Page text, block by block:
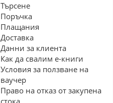
Търсене
Поръчка
Плащания
Доставка
Данни за клиента
Как да свалим е-книги
Условия за ползване на
ваучер
Право на отказ от закупена
стока